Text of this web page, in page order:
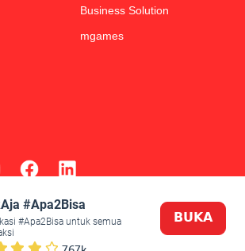
Business Solution
mgames
Kebijakan Privasi
#Apa2Bisa
#Apa2Bisa untuk semua
𝗕𝗨𝗞𝗔